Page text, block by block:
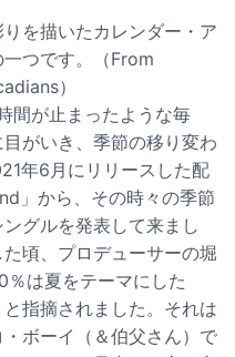
を描いたカレンダー・ア
つです。（From
）
間が止まったような毎
がいき、季節の移り変わ
年6月にリリースした配
」から、その時々の季節
グルを発表して来まし
頃、プロデューサーの堀
は夏をテーマにした
指摘されました。それは
ボーイ（＆伯父さん）で